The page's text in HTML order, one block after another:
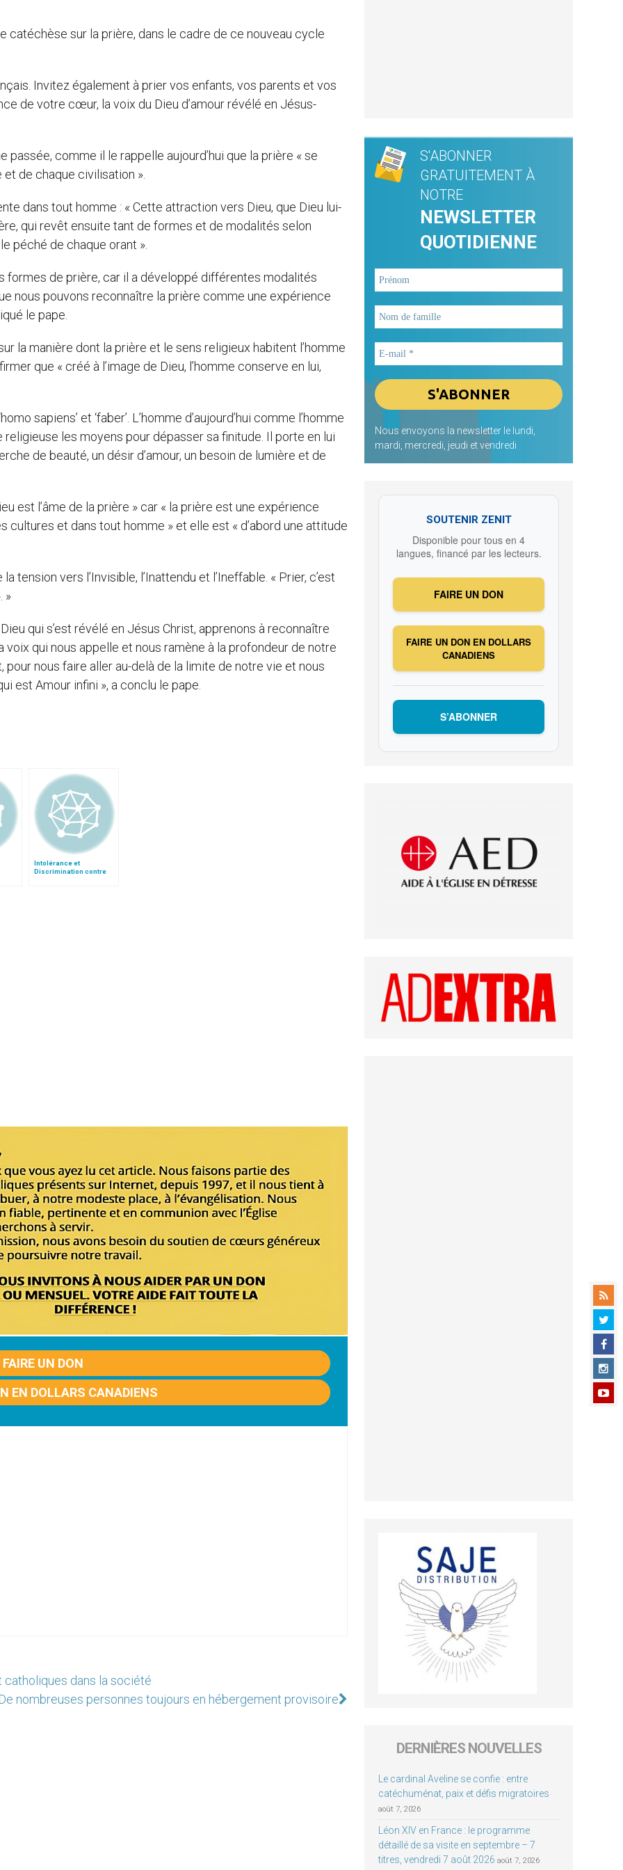
sur la prière, dans le cadre de ce nouveau cycle
Invitez également à prier vos enfants, vos parents et vos
de votre cœur, la voix du Dieu d’amour révélé en Jésus-
comme il le rappelle aujourd’hui que la prière « se
de chaque civilisation ».
dans tout homme : « Cette attraction vers Dieu, que Dieu lui-
qui revêt ensuite tant de formes et de modalités selon
péché de chaque orant ».
formes de prière, car il a développé différentes modalités
nous pouvons reconnaître la prière comme une expérience
le pape.
la manière dont la prière et le sens religieux habitent l’homme
que « créé à l’image de Dieu, l’homme conserve en lui,
sapiens’ et ‘faber’. L’homme d’aujourd’hui comme l’homme
les moyens pour dépasser sa finitude. Il porte en lui
de beauté, un désir d’amour, un besoin de lumière et de
est l’âme de la prière » car « la prière est une expérience
et dans tout homme » et elle est « d’abord une attitude
tension vers l’Invisible, l’Inattendu et l’Ineffable. « Prier, c’est
»
qui s’est révélé en Jésus Christ, apprenons à reconnaître
voix qui nous appelle et nous ramène à la profondeur de notre
pour nous faire aller au-delà de la limite de notre vie et nous
est Amour infini », a conclu le pape.
Intolérance et
Discrimination contre
FAIRE UN DON
EN DOLLARS CANADIENS
dans la société
nombreuses personnes toujours en hébergement provisoire
S'ABONNER
GRATUITEMENT À
NOTRE
NEWSLETTER
QUOTIDIENNE
Nous envoyons la newsletter le lundi,
mardi, mercredi, jeudi et vendredi
SOUTENIR ZENIT
Disponible pour tous en 4
langues, financé par les lecteurs.
FAIRE UN DON
FAIRE UN DON EN DOLLARS
CANADIENS
S’ABONNER
DERNIÈRES NOUVELLES
Le cardinal Aveline se confie : entre
catéchuménat, paix et défis migratoires
août 7, 2026
Léon XIV en France : le programme
détaillé de sa visite en septembre – 7
titres, vendredi 7 août 2026 août 7, 2026